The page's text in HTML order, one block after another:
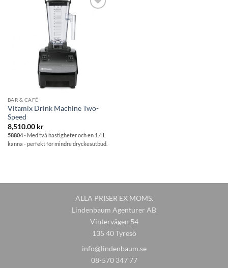
önskelistan
BAR & CAFÉ
Vitamix Drink Machine Two-
Speed
8,510.00 kr
58804- Med två hastigheter och en 1.4 L
kanna - perfekt för mindre dryckesutbud.
ALLA PRISER EX MOMS.
Lindenbaum Agenturer AB
Vintervägen 54
135 40 Tyresö
info@lindenbaum.se
08-570 347 77